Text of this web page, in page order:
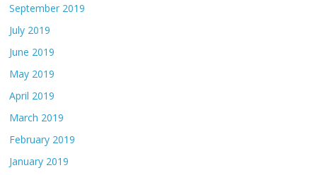
September 2019
July 2019
June 2019
May 2019
April 2019
March 2019
February 2019
January 2019